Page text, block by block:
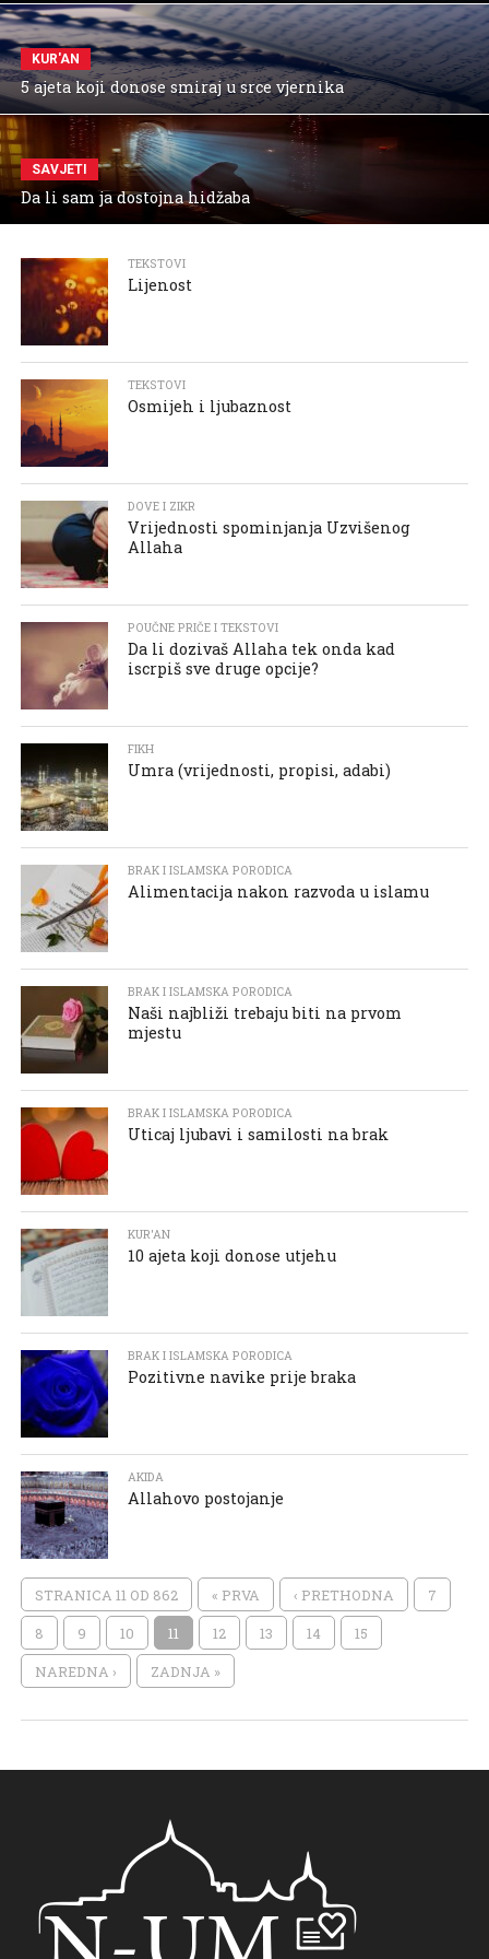
KUR'AN
5 ajeta koji donose smiraj u srce vjernika
SAVJETI
Da li sam ja dostojna hidžaba
TEKSTOVI
Lijenost
TEKSTOVI
Osmijeh i ljubaznost
DOVE I ZIKR
Vrijednosti spominjanja Uzvišenog
Allaha
POUČNE PRIČE I TEKSTOVI
Da li dozivaš Allaha tek onda kad
iscrpiš sve druge opcije?
FIKH
Umra (vrijednosti, propisi, adabi)
BRAK I ISLAMSKA PORODICA
Alimentacija nakon razvoda u islamu
BRAK I ISLAMSKA PORODICA
Naši najbliži trebaju biti na prvom
mjestu
BRAK I ISLAMSKA PORODICA
Uticaj ljubavi i samilosti na brak
KUR'AN
10 ajeta koji donose utjehu
BRAK I ISLAMSKA PORODICA
Pozitivne navike prije braka
AKIDA
Allahovo postojanje
STRANICA 11 OD 862 « PRVA ‹ PRETHODNA 7
8 9 10 11 12 13 14 15
NAREDNA › ZADNJA »